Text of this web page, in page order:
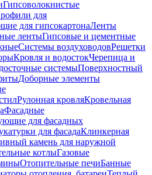
Гипсоволокнистые
для
для гипсокартонаЛенты
лентыГипсовые и цементные
Системы воздуховодовРешетки
Кровля и водостокЧерепица и
системыПоверхностный
Доборные элементы
Рулонная кровляКровельная
Фасадные
для фасадных
для фасадаКлинкерная
камень для наружной
котлыГазовые
Отопительные печиБанные